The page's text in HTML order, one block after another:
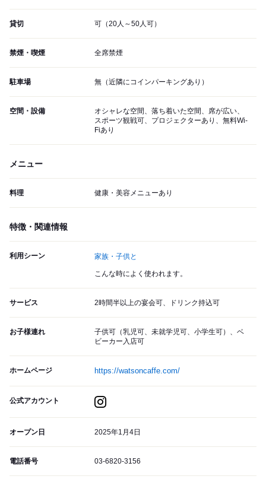
貸切 可（20人～50人可）
禁煙・喫煙 全席禁煙
駐車場 無（近隣にコインパーキングあり）
空間・設備
オシャレな空間、落ち着いた空間、席が広い、
スポーツ観戦可、プロジェクターあり、無料Wi-
Fiあり
メニュー
料理 健康・美容メニューあり
特徴・関連情報
利用シーン 家族・子供と
こんな時によく使われます。
サービス 2時間半以上の宴会可、ドリンク持込可
お子様連れ
子供可（乳児可、未就学児可、小学生可）、ベ
ビーカー入店可
ホームページ https://watsoncaffe.com/
公式アカウント
オープン日 2025年1月4日
電話番号 03-6820-3156